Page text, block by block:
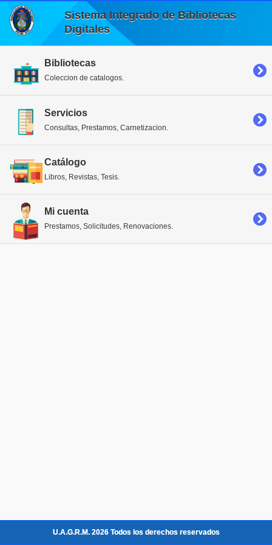
Sistema Integrado de Bibliotecas
Digitales
Bibliotecas
Coleccion de catalogos.
Servicios
Consultas, Prestamos, Carnetizacion.
Catálogo
Libros, Revistas, Tesis.
Mi cuenta
Prestamos, Solicitudes, Renovaciones.
U.A.G.R.M. 2026 Todos los derechos reservados